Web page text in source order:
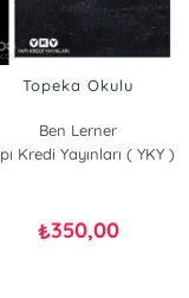
Topeka Okulu
Ben Lerner
Kredi Yayınları ( YKY )
₺350,00